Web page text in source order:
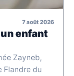
7 août 2026
enfant
Zayneb,
Flandre du